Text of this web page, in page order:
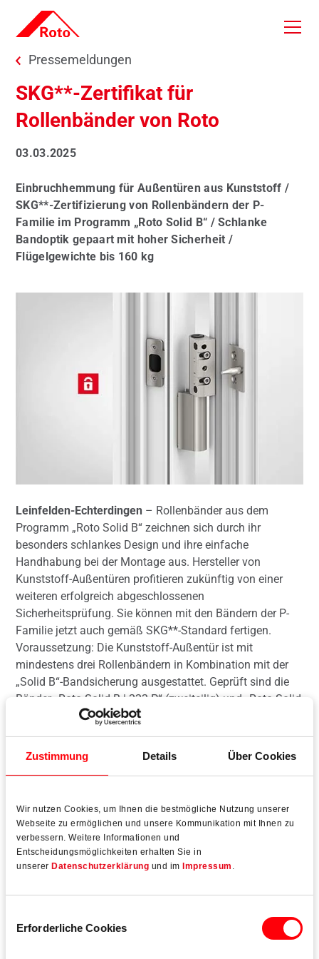
Zustimmung Details Über Cookies
Wir nutzen Cookies, um Ihnen die bestmögliche Nutzung unserer
Webseite zu ermöglichen und unsere Kommunikation mit Ihnen zu
verbessern. Weitere Informationen und
Entscheidungsmöglichkeiten erhalten Sie in
unserer Datenschutzerklärung und im Impressum
Erforderliche Cookies
Skip to main content
You are here:
Pressemeldungen
SKG**-Zertifikat für
Rollenbänder von Roto
03.03.2025
Einbruchhemmung für Außentüren aus Kunststoff /
SKG**-Zertifizierung von Rollenbändern der P-
Familie im Programm „Roto Solid B“ / Schlanke
Bandoptik gepaart mit hoher Sicherheit /
Flügelgewichte bis 160 kg
Leinfelden-Echterdingen – Rollenbänder aus dem
Programm „Roto Solid B“ zeichnen sich durch ihr
besonders schlankes Design und ihre einfache
Handhabung bei der Montage aus. Hersteller von
Kunststoff-Außentüren profitieren zukünftig von einer
weiteren erfolgreich abgeschlossenen
Sicherheitsprüfung. Sie können mit den Bändern der P-
Familie jetzt auch gemäß SKG**-Standard fertigen.
Voraussetzung: Die Kunststoff-Außentür ist mit
mindestens drei Rollenbändern in Kombination mit der
„Solid B“-Bandsicherung ausgestattet. Geprüft sind die
Bänder „Roto Solid B | 222 P“ (zweiteilig) und „Roto Solid
B | 322 P“ (dreiteilig).
Mehr lesen